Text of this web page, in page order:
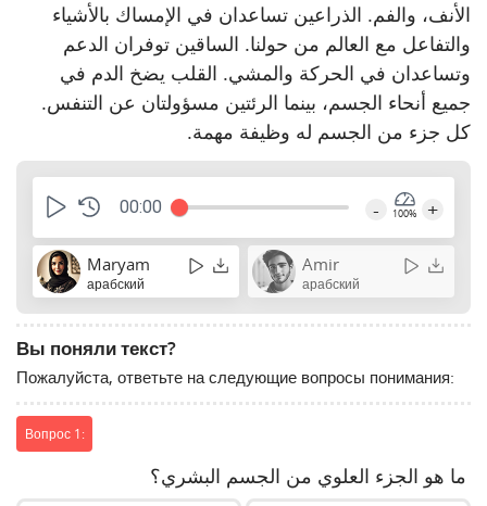
الأنف، والفم. الذراعين تساعدان في الإمساك بالأشياء
والتفاعل مع العالم من حولنا. الساقين توفران الدعم
وتساعدان في الحركة والمشي. القلب يضخ الدم في
جميع أنحاء الجسم، بينما الرئتين مسؤولتان عن التنفس.
كل جزء من الجسم له وظيفة مهمة.
00:00 - 100% +
Maryam
арабский
Amir
арабский
Вы поняли текст?
Пожалуйста, ответьте на следующие вопросы понимания:
Вопрос 1:
ما هو الجزء العلوي من الجسم البشري؟